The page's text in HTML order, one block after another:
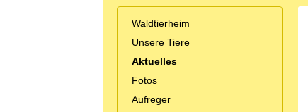
Waldtierheim
Unsere Tiere
Aktuelles
Fotos
Aufreger